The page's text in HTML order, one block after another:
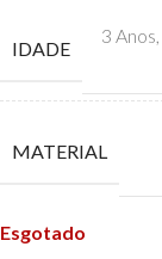
IDADE
3 Anos,
MATERIAL
Esgotado